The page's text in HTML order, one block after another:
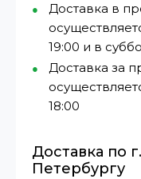
Доставка в
19:00 и в
Доставка за
18:00
Доставка по
Петербургу